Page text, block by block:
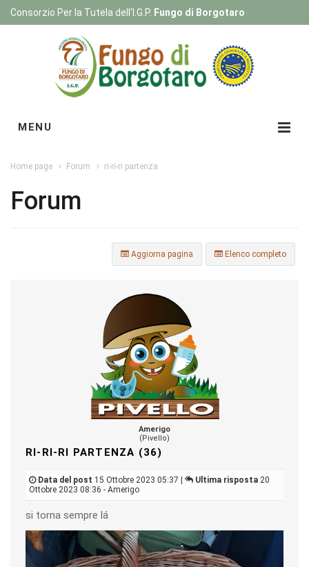
Consorzio Per la Tutela dell'I.G.P. Fungo di Borgotaro
MENU
Home page Forum ri-ri-ri partenza
Forum
Elenco completo
Aggiorna pagina
Amerigo
(Pivello)
RI-RI-RI PARTENZA (36)
Data del post 15 Ottobre 2023 05:37 | Ultima risposta 20
Ottobre 2023 08:36 - Amerigo
si torna sempre lá